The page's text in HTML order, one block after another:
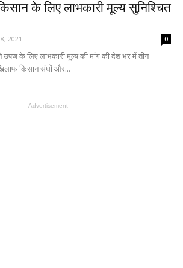
के लिए लाभकारी मूल्य सुनिश्चित
2021 0
के लिए लाभकारी मूल्य की मांग की देश भर में तीन
किसान संघों और...
- Advertisement -